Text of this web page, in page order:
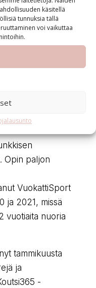
käsitellä
tunnuksia tällä
voi vaikuttaa
vastasin
Opin paljon
VuokattiSport
ja 2021, missä
vuotiaita nuoria
tammikuusta
ja
-